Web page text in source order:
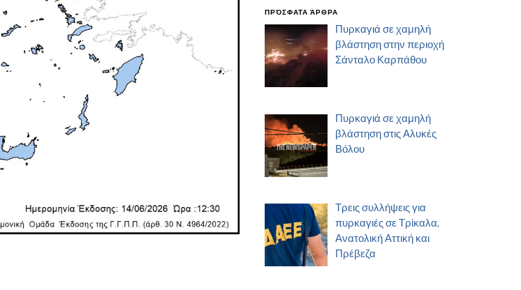
ΠΡΌΣΦΑΤΑ ΆΡΘΡΑ
Πυρκαγιά σε χαμηλή
βλάστηση στην περιοχή
Σάνταλο Καρπάθου
Πυρκαγιά σε χαμηλή
βλάστηση στις Αλυκές
Βόλου
Τρεις συλλήψεις για
πυρκαγιές σε Τρίκαλα,
Ανατολική Αττική και
Πρέβεζα